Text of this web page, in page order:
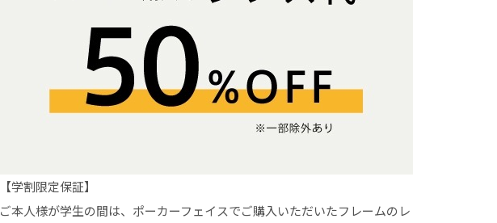
【学割限定保証】
ご本人様が学生の間は、ポーカーフェイスでご購入いただいたフレームのレ